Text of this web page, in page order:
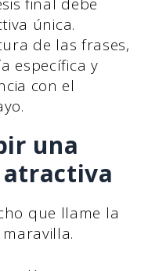
única.
de las frases,
específica y
con el
una
que llame la